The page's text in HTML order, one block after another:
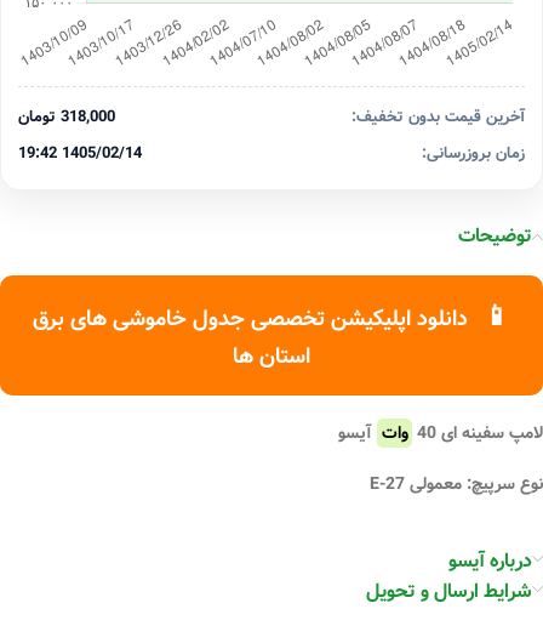
آخرین قیمت بدون تخفیف:
318,000 تومان
زمان بروزرسانی:
1405/02/14 19:42
توضیحات
📱
دانلود اپلیکیشن تخصصی جدول خاموشی های برق
استان ها
لامپ سفینه ای 40 وات آیسو
نوع سرپیچ: معمولی E-27
درباره آیسو
شرایط ارسال و تحویل